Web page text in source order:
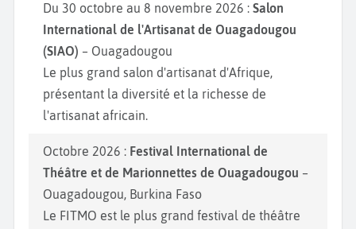
Du 30 octobre au 8 novembre 2026 : Salon
International de l'Artisanat de Ouagadougou
(SIAO) – Ouagadougou
Le plus grand salon d'artisanat d'Afrique,
présentant la diversité et la richesse de
l'artisanat africain.
Octobre 2026 : Festival International de
Théâtre et de Marionnettes de Ouagadougou –
Ouagadougou, Burkina Faso
Le FITMO est le plus grand festival de théâtre